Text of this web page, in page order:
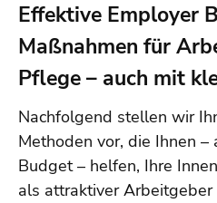
Effektive Employer
Maßnahmen für
Pflege – auch mit
Nachfolgend stellen wir
Methoden vor, die Ihnen –
Budget – helfen, Ihre
als attraktiver Arbeitgeber